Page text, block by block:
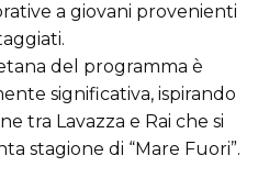
a giovani provenienti
del programma è
significativa, ispirando
tra Lavazza e Rai che si
stagione di “Mare Fuori”.